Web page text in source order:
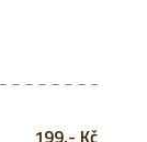
199,- Kč